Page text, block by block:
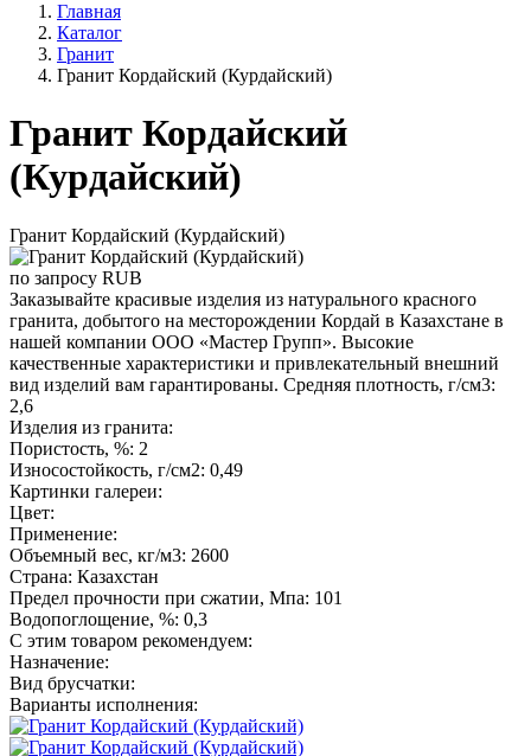
Главная
Каталог
Гранит
Гранит Кордайский (Курдайский)
Гранит Кордайский
(Курдайский)
Гранит Кордайский (Курдайский)
по запросу RUB
Заказывайте красивые изделия из натурального красного
гранита, добытого на месторождении Кордай в Казахстане в
нашей компании ООО «Мастер Групп». Высокие
качественные характеристики и привлекательный внешний
вид изделий вам гарантированы. Средняя плотность, г/см3:
2,6
Изделия из гранита:
Пористость, %: 2
Износостойкость, г/см2: 0,49
Картинки галереи:
Цвет:
Применение:
Объемный вес, кг/м3: 2600
Страна: Казахстан
Предел прочности при сжатии, Мпа: 101
Водопоглощение, %: 0,3
С этим товаром рекомендуем:
Назначение:
Вид брусчатки:
Варианты исполнения: